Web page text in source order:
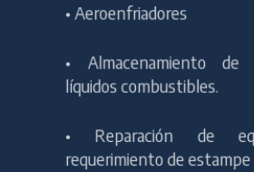
• Aeroenfriadores
• Almacenamiento
líquidos combustibles.
• Reparación de
requerimiento de estampe